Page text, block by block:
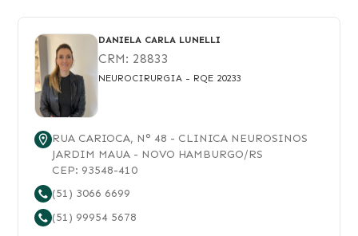
DANIELA CARLA LUNELLI
CRM: 28833
NEUROCIRURGIA - RQE 20233
RUA CARIOCA, N°48 - CLINICA NEUROSINOS
JARDIM MAUA - NOVO HAMBURGO/RS
CEP: 93548-410
(51) 3066 6699
(51) 99954 5678